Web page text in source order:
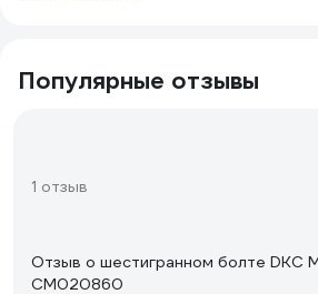
Популярные отзывы
1 отзыв
Отзыв о шестигранном болте DKC
CM020860